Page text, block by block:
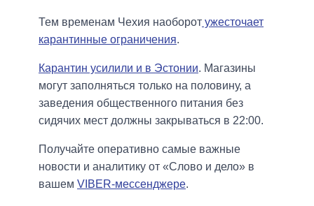
Тем временам Чехия наоборот ужесточает
карантинные ограничения.
Карантин усилили и в Эстонии. Магазины
могут заполняться только на половину, а
заведения общественного питания без
сидячих мест должны закрываться в 22:00.
Получайте оперативно самые важные
новости и аналитику от «Слово и дело» в
вашем VIBER-мессенджере.